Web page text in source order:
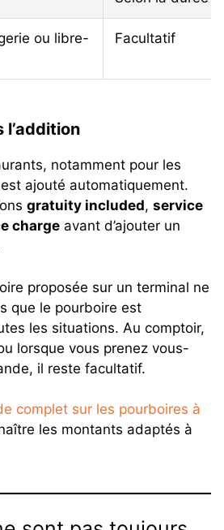
ou libre-
Facultatif
l’addition
notamment pour les
ajouté automatiquement.
gratuity included, service
charge avant d’ajouter un
proposée sur un terminal ne
que le pourboire est
les situations. Au comptoir,
lorsque vous prenez vous-
il reste facultatif.
complet sur les pourboires à
les montants adaptés à